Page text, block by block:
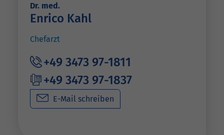
Dr. med.
Enrico Kahl
Chefarzt
+49 3473 97-1811
+49 3473 97-1837
E-Mail schreiben